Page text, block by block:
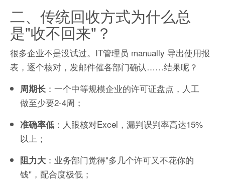
二、传统回收方式为什么总
是"收不回来"？
很多企业不是没试过。IT管理员 manually 导出使用报
表，逐个核对，发邮件催各部门确认……结果呢？
周期长 ：一个中等规模企业的许可证盘点，人工
做至少要2-4周；
准确率低 ：人眼核对Excel，漏判误判率高达15%
以上；
阻力大 ：业务部门觉得"多几个许可又不花你的
钱"，配合度极低；